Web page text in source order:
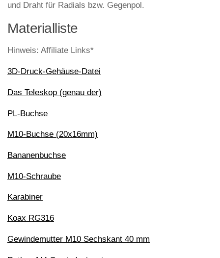
und Draht für Radials bzw. Gegenpol.
Materialliste
Hinweis: Affiliate Links*
3D-Druck-Gehäuse-Datei
Das Teleskop (genau der)
PL-Buchse
M10-Buchse (20x16mm)
Bananenbuchse
M10-Schraube
Karabiner
Koax RG316
Gewindemutter M10 Sechskant 40 mm